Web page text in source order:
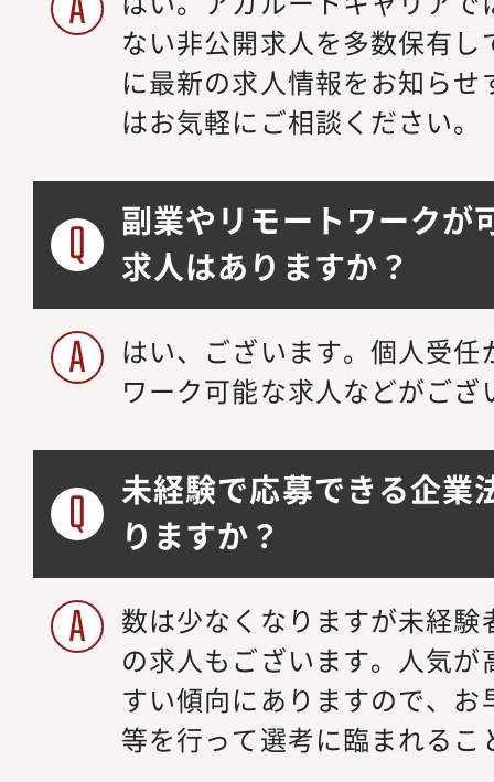
ない非公開求人を多数保有
に最新の求人情報をお知ら
はお気軽にご相談ください。
副業やリモートワークが
求人はありますか？
はい、ございます。個人受
ワーク可能な求人などがござ
未経験で応募できる企業
りますか？
数は少なくなりますが未経
の求人もございます。人気
すい傾向にありますので、
等を行って選考に臨まれる